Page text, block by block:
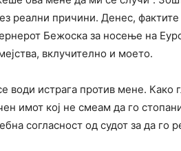
реални причини. Денес,
Бежоска за носење на
вклучително и моето.
води истрага против мене. Како
имот кој не смеам да го
согласност од судот за да го